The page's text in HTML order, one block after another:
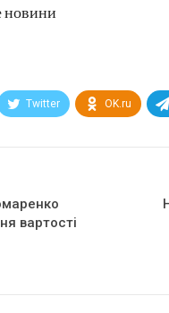
новини
Twitter OK.ru
вартості